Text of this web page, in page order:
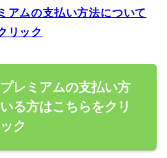
アムの支払い方法について
リック
レミアムの支払い方
る方はこちらをクリ
ック